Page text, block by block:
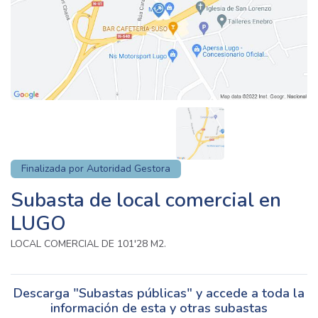
Finalizada por Autoridad Gestora
Subasta de local comercial en
LUGO
LOCAL COMERCIAL DE 101'28 M2.
Descarga "Subastas públicas" y accede a toda la
información de esta y otras subastas